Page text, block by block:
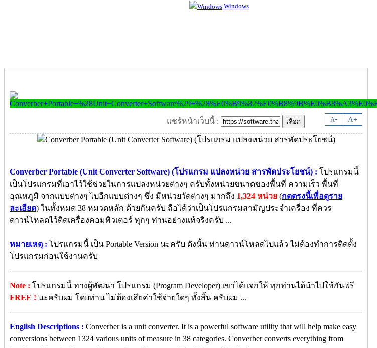
Windows
A- A+
แชร์หน้าเว็บนี้ :
Converber Portable (Unit Converter Software) (โปรแกรม แปลงหน่วย สารพัดประโยชน์) : โปรแกรมนี้
เป็นโปรแกรมที่เอาไว้ใช้ช่วยในการแปลงหน่วยต่างๆ ครับทั้งหน่วยขนาดของพื้นที่ ความเร็ว พื้นที่
อุณหภูมิ จากแบบต่างๆ ไปอีกแบบต่างๆ ซึ่ง มีหน่วยวัดต่างๆ มากถึง 1,324 หน่วย (กดตรงนี้เพื่อดูราย
ละเอียด) ในทั้งหมด 38 หมวดหลัก ด้วยกันครับ ถือได้ว่าเป็นโปรแกรมสามัญประจำเครื่อง ที่ควร
ดาวน์โหลดไว้ติดเครื่องคอมพิวเตอร์ ทุกๆ ท่านอย่างแท้จริงครับ ...
หมายเหตุ : โปรแกรมนี้ เป็น Portable Version นะครับ ดังนั้น ท่านดาวน์โหลดไปแล้ว ไม่ต้องทำการติดตั้ง
โปรแกรมก่อนใช้งานครับ
Note : โปรแกรมนี้ ทางผู้พัฒนา โปรแกรม (Program Developer) เขาได้แจกให้ ทุกท่านได้นำไปใช้กันฟรี
FREE ! นะครับผม โดยท่าน ไม่ต้องเสียค่าใช้จ่ายใดๆ ทั้งสิ้น ครับผม ...
English Descriptions : Converber is a unit converter. It is a powerful software utility that will help make easy
conversions between 1324 various units of measure in 38 categories. Converber converts everything from